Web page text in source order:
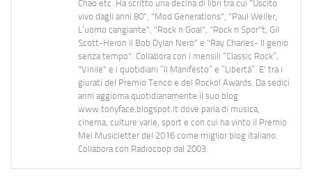
Chao etc. Ha scritto una decina di libri tra cui "Uscito
vivo dagli anni 80", "Mod Generations", "Paul Weller,
L’uomo cangiante", "Rock n Goal", "Rock n Spor"t, Gil
Scott-Heron Il Bob Dylan Nero" e "Ray Charles- Il genio
senza tempo". Collabora con i mensili “Classic Rock”,
"Vinile" e i quotidiani “Il Manifesto” e “Libertà”. E' tra i
giurati del Premio Tenco e del Rockol Awards. Da sedici
anni aggiorna quotidianamente il suo blog
www.tonyface.blogspot.it dove parla di musica,
cinema, culture varie, sport e con cui ha vinto il Premio
Mei Musicletter del 2016 come miglior blog italiano.
Collabora con Radiocoop dal 2003.